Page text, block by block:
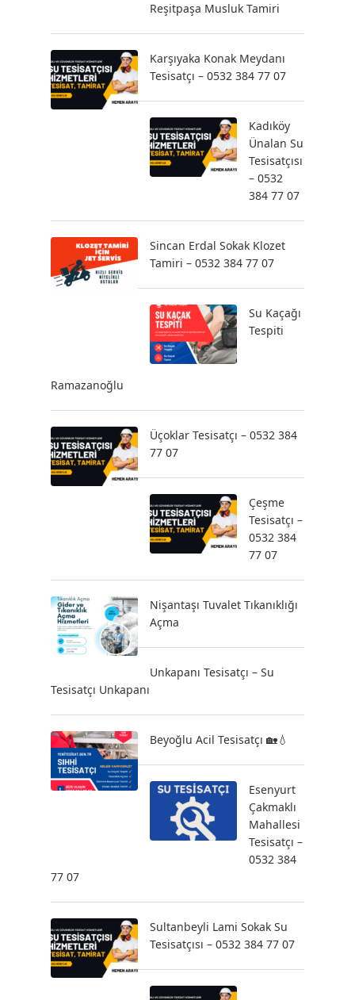
Reşitpaşa Musluk Tamiri
Karşıyaka Konak Meydanı
Tesisatçı – 0532 384 77 07
Kadıköy
Ünalan Su
Tesisatçısı
– 0532
384 77 07
Sincan Erdal Sokak Klozet
Tamiri – 0532 384 77 07
Su Kaçağı
Tespiti
Ramazanoğlu
Üçoklar Tesisatçı – 0532 384
77 07
Çeşme
Tesisatçı –
0532 384
77 07
Nişantaşı Tuvalet Tıkanıklığı
Açma
Unkapanı Tesisatçı – Su
Tesisatçı Unkapanı
Beyoğlu Acil Tesisatçı 🏡💧
Esenyurt
Çakmaklı
Mahallesi
Tesisatçı –
0532 384
77 07
Sultanbeyli Lami Sokak Su
Tesisatçısı – 0532 384 77 07